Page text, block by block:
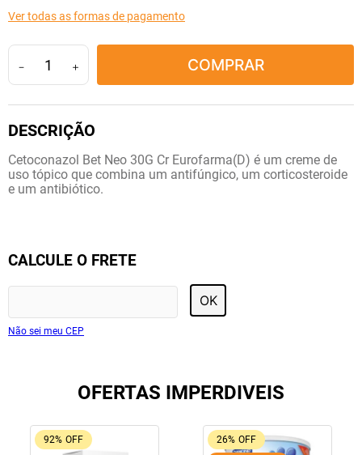
Ver todas as formas de pagamento
＋
－ COMPRAR
Cetoconazol Bet Neo 30G Cr Eurofarma(D) é um creme de
uso tópico que combina um antifúngico, um corticosteroide
e um antibiótico.
CALCULE O FRETE
OK
Não sei meu CEP
OFERTAS IMPERDIVEIS
92% OFF 26% OFF
10º fraldas geriátricas